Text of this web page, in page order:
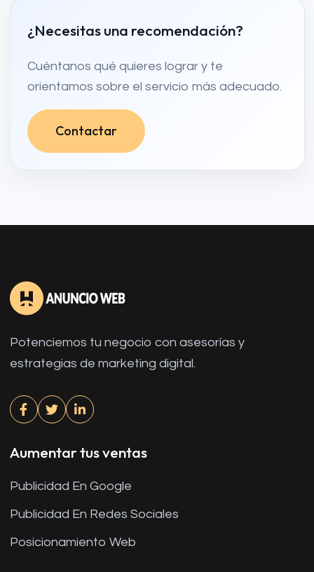
¿Necesitas una recomendación?
Cuéntanos qué quieres lograr y te
orientamos sobre el servicio más adecuado.
Contactar
Potenciemos tu negocio con asesorías y
estrategias de marketing digital.
Aumentar tus ventas
Publicidad En Google
Publicidad En Redes Sociales
Posicionamiento Web